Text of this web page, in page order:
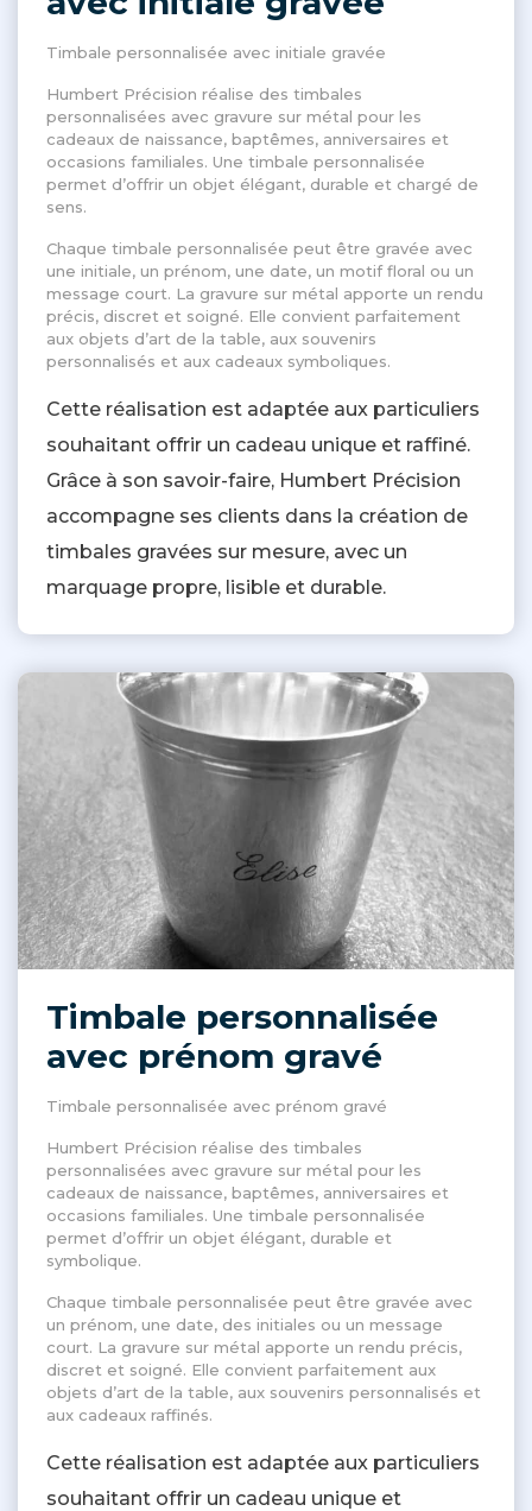
Timbale personnalisée avec initiale gravée
Humbert Précision réalise des timbales
personnalisées avec gravure sur métal pour les
cadeaux de naissance, baptêmes, anniversaires et
occasions familiales. Une timbale personnalisée
permet d’offrir un objet élégant, durable et chargé de
sens.
Chaque timbale personnalisée peut être gravée avec
une initiale, un prénom, une date, un motif floral ou un
message court. La gravure sur métal apporte un rendu
précis, discret et soigné. Elle convient parfaitement
aux objets d’art de la table, aux souvenirs
personnalisés et aux cadeaux symboliques.
Cette réalisation est adaptée aux particuliers
souhaitant offrir un cadeau unique et raffiné.
Grâce à son savoir-faire, Humbert Précision
accompagne ses clients dans la création de
timbales gravées sur mesure, avec un
marquage propre, lisible et durable.
Timbale personnalisée
avec prénom gravé
Timbale personnalisée avec prénom gravé
Humbert Précision réalise des timbales
personnalisées avec gravure sur métal pour les
cadeaux de naissance, baptêmes, anniversaires et
occasions familiales. Une timbale personnalisée
permet d’offrir un objet élégant, durable et
symbolique.
Chaque timbale personnalisée peut être gravée avec
un prénom, une date, des initiales ou un message
court. La gravure sur métal apporte un rendu précis,
discret et soigné. Elle convient parfaitement aux
objets d’art de la table, aux souvenirs personnalisés et
aux cadeaux raffinés.
Cette réalisation est adaptée aux particuliers
souhaitant offrir un cadeau unique et